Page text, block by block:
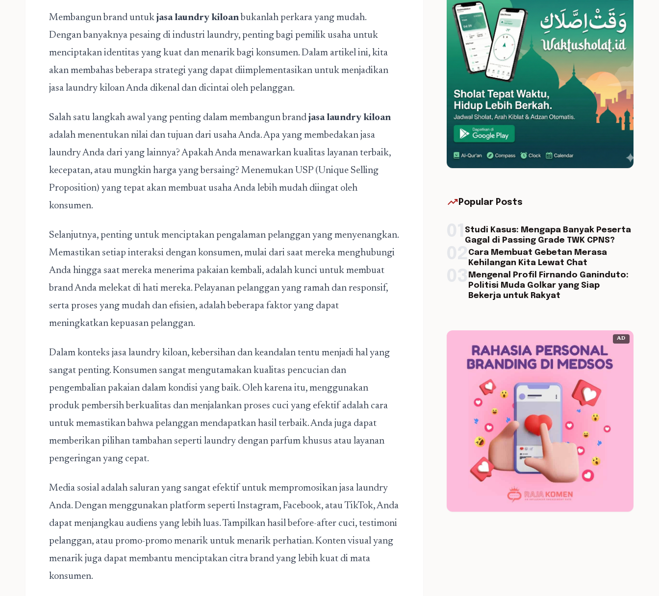
Membangun brand untuk jasa laundry kiloan bukanlah perkara yang mudah.
Dengan banyaknya pesaing di industri laundry, penting bagi pemilik usaha untuk
menciptakan identitas yang kuat dan menarik bagi konsumen. Dalam artikel ini, kita
akan membahas beberapa strategi yang dapat diimplementasikan untuk menjadikan
jasa laundry kiloan Anda dikenal dan dicintai oleh pelanggan.
Salah satu langkah awal yang penting dalam membangun brand jasa laundry kiloan
adalah menentukan nilai dan tujuan dari usaha Anda. Apa yang membedakan jasa
laundry Anda dari yang lainnya? Apakah Anda menawarkan kualitas layanan terbaik,
kecepatan, atau mungkin harga yang bersaing? Menemukan USP (Unique Selling
Proposition) yang tepat akan membuat usaha Anda lebih mudah diingat oleh
konsumen.
Selanjutnya, penting untuk menciptakan pengalaman pelanggan yang menyenangkan.
Memastikan setiap interaksi dengan konsumen, mulai dari saat mereka menghubungi
Anda hingga saat mereka menerima pakaian kembali, adalah kunci untuk membuat
brand Anda melekat di hati mereka. Pelayanan pelanggan yang ramah dan responsif,
serta proses yang mudah dan efisien, adalah beberapa faktor yang dapat
meningkatkan kepuasan pelanggan.
Dalam konteks jasa laundry kiloan, kebersihan dan keandalan tentu menjadi hal yang
sangat penting. Konsumen sangat mengutamakan kualitas pencucian dan
pengembalian pakaian dalam kondisi yang baik. Oleh karena itu, menggunakan
produk pembersih berkualitas dan menjalankan proses cuci yang efektif adalah cara
untuk memastikan bahwa pelanggan mendapatkan hasil terbaik. Anda juga dapat
memberikan pilihan tambahan seperti laundry dengan parfum khusus atau layanan
pengeringan yang cepat.
Media sosial adalah saluran yang sangat efektif untuk mempromosikan jasa laundry
Anda. Dengan menggunakan platform seperti Instagram, Facebook, atau TikTok, Anda
dapat menjangkau audiens yang lebih luas. Tampilkan hasil before-after cuci, testimoni
pelanggan, atau promo-promo menarik untuk menarik perhatian. Konten visual yang
menarik juga dapat membantu menciptakan citra brand yang lebih kuat di mata
konsumen.
trending_up Popular Posts
Studi Kasus: Mengapa Banyak Peserta
Gagal di Passing Grade TWK CPNS?
Cara Membuat Gebetan Merasa
Kehilangan Kita Lewat Chat
Mengenal Profil Firnando Ganinduto:
Politisi Muda Golkar yang Siap
Bekerja untuk Rakyat
AD